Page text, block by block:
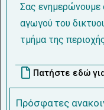
Σας ενημερώνουμε
αγωγού του
τμήμα της
Πατήστε εδώ
Πρόσφατες